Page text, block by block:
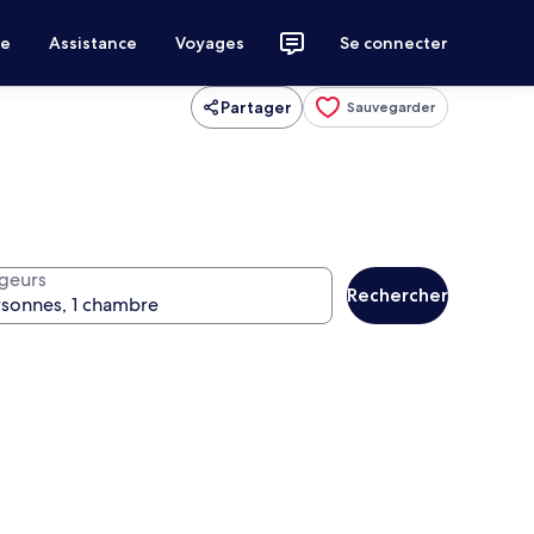
Assistance Voyages Se connecter
Partager Sauvegarder
Rechercher